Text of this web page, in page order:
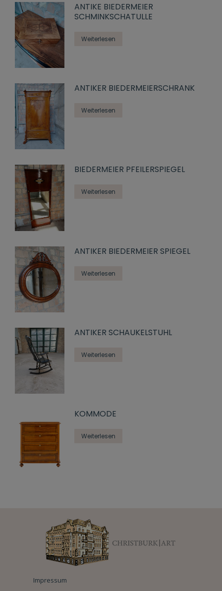
ANTIKE BIEDERMEIER
SCHMINKSCHATULLE
Weiterlesen
ANTIKER BIEDERMEIERSCHRANK
Weiterlesen
BIEDERMEIER PFEILERSPIEGEL
Weiterlesen
ANTIKER BIEDERMEIER SPIEGEL
Weiterlesen
ANTIKER SCHAUKELSTUHL
Weiterlesen
KOMMODE
Weiterlesen
Impressum